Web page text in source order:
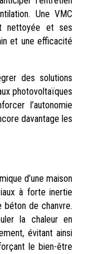
Une VMC
nettoyée et ses
et une efficacité
des solutions
photovoltaïques
l’autonomie
davantage les
d’une maison
à forte inertie
de chanvre.
la chaleur en
évitant ainsi
le bien-être